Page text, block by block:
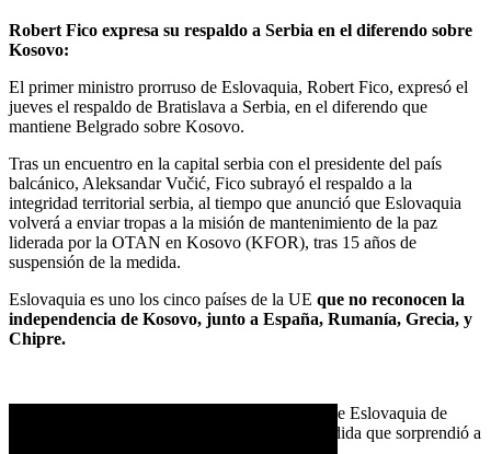
Robert Fico expresa su respaldo a Serbia en el diferendo sobre
Kosovo:
El primer ministro prorruso de Eslovaquia, Robert Fico, expresó el
jueves el respaldo de Bratislava a Serbia, en el diferendo que
mantiene Belgrado sobre Kosovo.
Tras un encuentro en la capital serbia con el presidente del país
balcánico, Aleksandar Vučić, Fico subrayó el respaldo a la
integridad territorial serbia, al tiempo que anunció que Eslovaquia
volverá a enviar tropas a la misión de mantenimiento de la paz
liderada por la OTAN en Kosovo (KFOR), tras 15 años de
suspensión de la medida.
Eslovaquia es uno los cinco países de la UE que no reconocen la
independencia de Kosovo, junto a España, Rumanía, Grecia, y
Chipre.
El anuncio de Fico se produce tras la decisión de Eslovaquia de
cerrar su Oficina de Enlace en Pristina, una medida que sorprendió a